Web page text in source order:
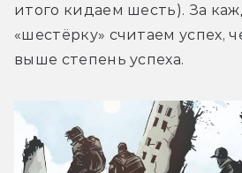
итого кидаем шесть). За
«шестёрку» считаем успех,
выше степень успеха.